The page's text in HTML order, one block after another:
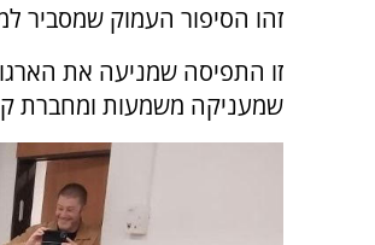
זהו הסיפור העמוק שמסביר
זו התפיסה שמניעה את
שמעניקה משמעות ומחברת